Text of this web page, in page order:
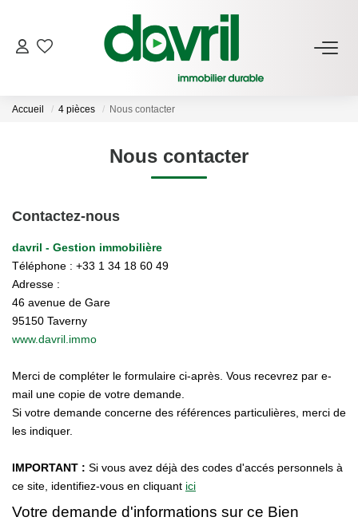
NOS BIENS
ESTIMATION LOCATIVE
Nos Actualités
Davril Immo
Gestion
Accueil 4 pièces Nous contacter
Nous contacter
Contactez-nous
davril - Gestion immobilière
Téléphone : +33 1 34 18 60 49
Adresse :
46 avenue de Gare
95150 Taverny
www.davril.immo
Merci de compléter le formulaire ci-après. Vous recevrez par e-
mail une copie de votre demande.
Si votre demande concerne des références particulières, merci de
les indiquer.
IMPORTANT : Si vous avez déjà des codes d'accés personnels à
ce site, identifiez-vous en cliquant ici
Votre demande d'informations sur ce Bien